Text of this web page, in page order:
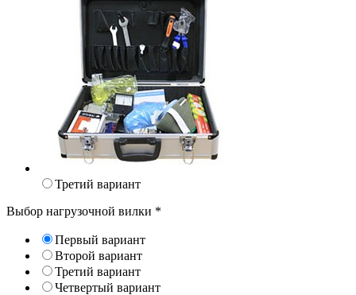
Третий вариант
Выбор нагрузочной вилки *
Первый вариант
Второй вариант
Третий вариант
Четвертый вариант